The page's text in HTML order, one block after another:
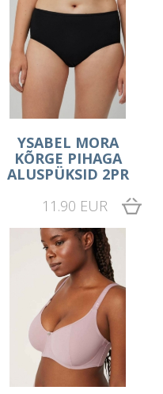
YSABEL MORA
KÕRGE PIHAGA
ALUSPÜKSID 2PR
11.90 EUR